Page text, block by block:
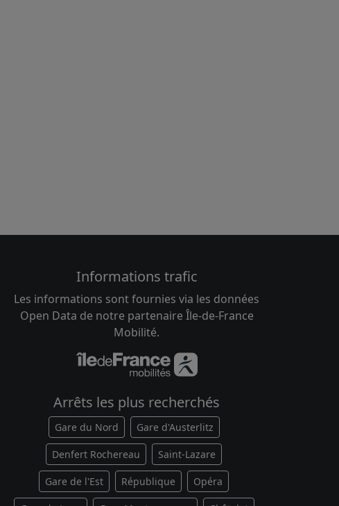
Informations trafic
Les informations sont fournies via les données
Open Data de notre partenaire Île-de-France
Mobilité.
Arrêts les plus recherchés
Gare du Nord Gare d'Austerlitz
Denfert Rochereau Saint-Lazare
Gare de l'Est République Opéra